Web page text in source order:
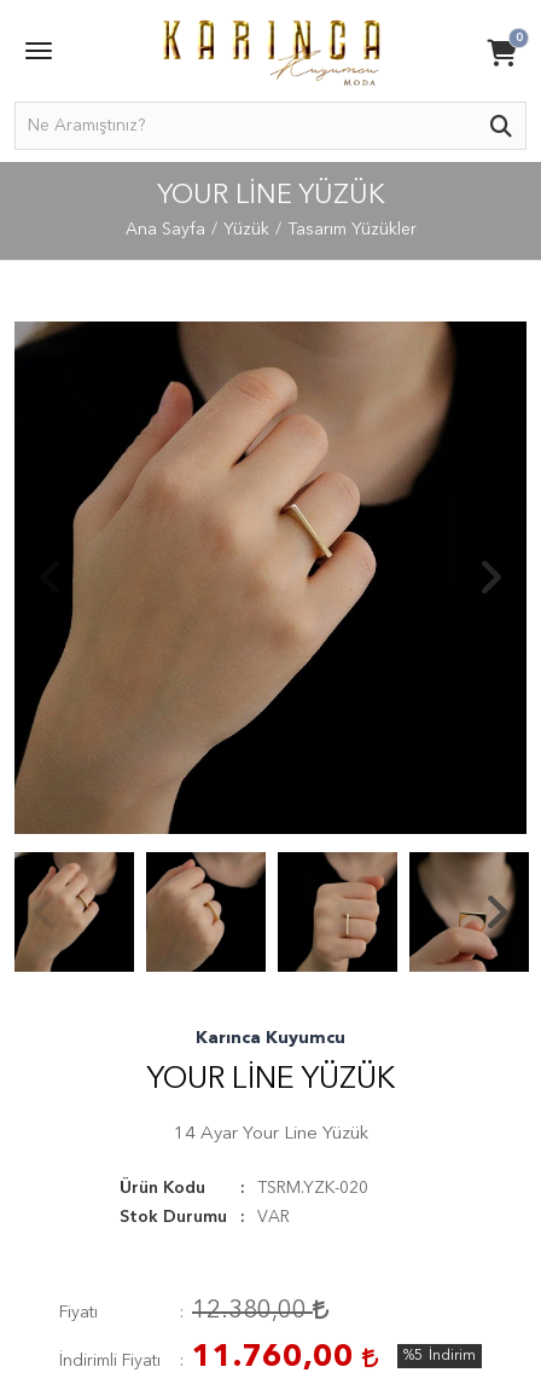
0
YOUR LINE YÜZÜK
Ana Sayfa Yüzük Tasarım Yüzükler
Karınca Kuyumcu
YOUR LINE YÜZÜK
14 Ayar Your Line Yüzük
Ürün Kodu
TSRM.YZK-020
Stok Durumu
VAR
Fiyatı 12.380,00
İndirimli Fiyatı 11.760,00 %5 İndirim